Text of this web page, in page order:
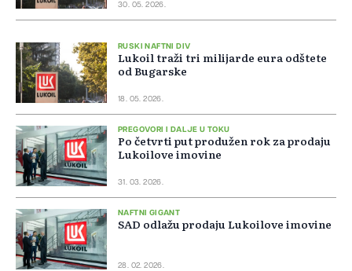
30. 05. 2026.
RUSKI NAFTNI DIV
Lukoil traži tri milijarde eura odštete
od Bugarske
18. 05. 2026.
PREGOVORI I DALJE U TOKU
Po četvrti put produžen rok za prodaju
Lukoilove imovine
31. 03. 2026.
NAFTNI GIGANT
SAD odlažu prodaju Lukoilove imovine
28. 02. 2026.